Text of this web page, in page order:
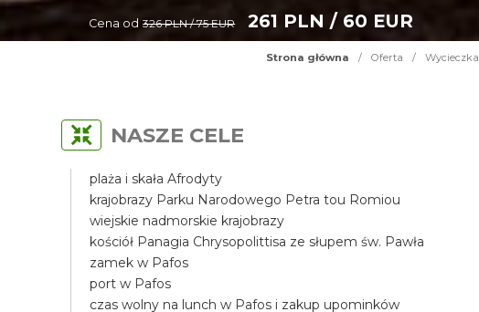
Cena od 326 PLN / 75 EUR 261 PLN / 60 EUR
Strona główna / Oferta /
NASZE CELE
plaża i skała Afrodyty
krajobrazy Parku Narodowego Petra tou Romiou
wiejskie nadmorskie krajobrazy
kościół Panagia Chrysopolittisa ze słupem św. Pawła
zamek w Pafos
port w Pafos
czas wolny na lunch w Pafos i zakup upominków